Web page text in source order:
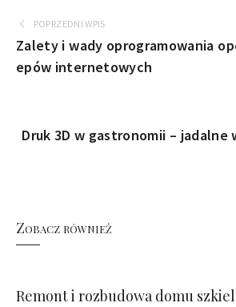
POPRZEDNI WPIS
Zalety i wady oprogramowania
epów internetowych
Druk 3D w gastronomii – jadalne
Zobacz również
Remont i rozbudowa domu